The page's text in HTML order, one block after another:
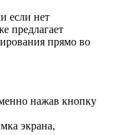
если нет
предлагает
прямо во
нажав кнопку
экрана,